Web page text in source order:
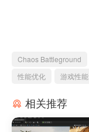
Chaos Battleground
性能优化
游戏性能
相关推荐